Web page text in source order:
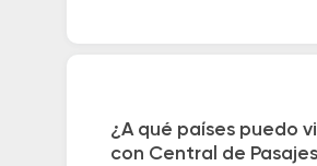
¿A qué países puedo
con Central de